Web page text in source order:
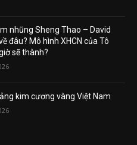
nhũng Sheng Thao – David
đâu? Mô hình XHCN của Tô
sẽ thành?
kim cương vàng Việt Nam